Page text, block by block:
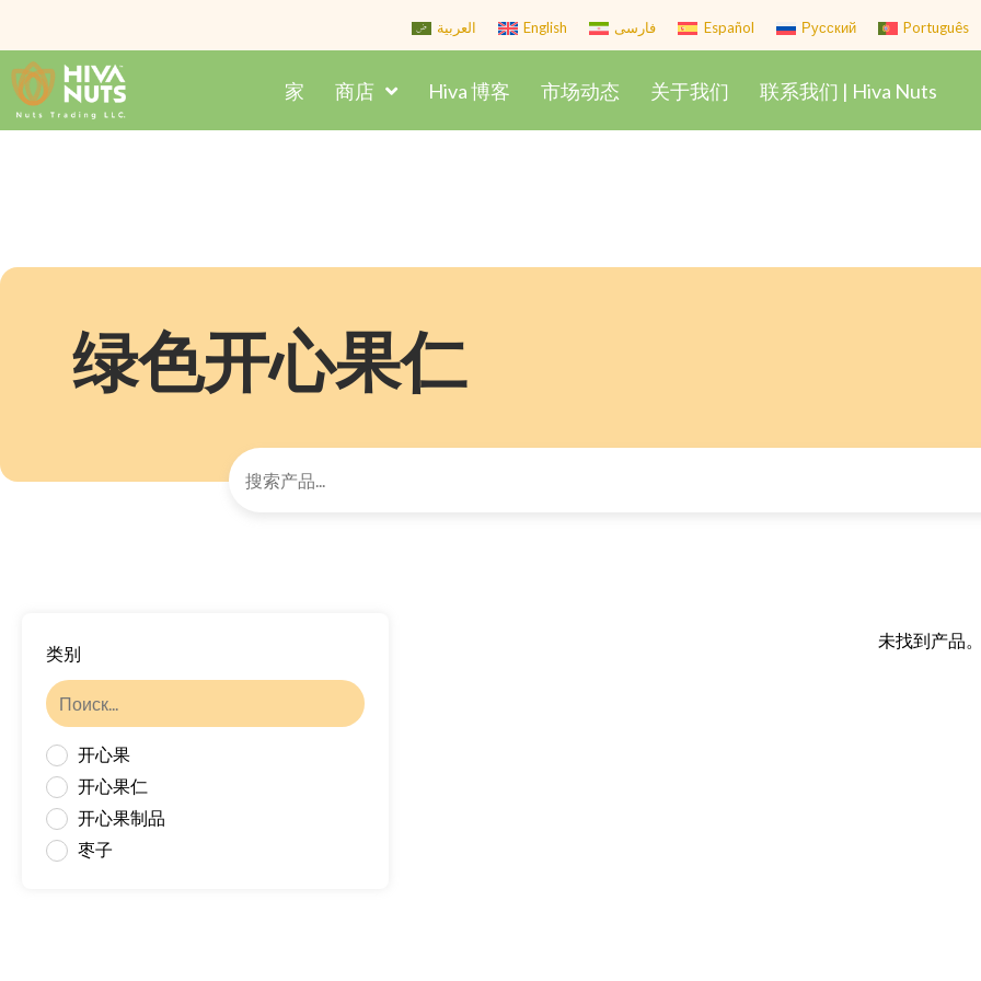
to
content
العربية English فارسی Español Русский Português
家 商店 Hiva 博客 市场动态 关于我们 联系我们 | Hiva Nuts
绿色开心果仁
类别
开心果
开心果仁
开心果制品
枣子
未找到产品